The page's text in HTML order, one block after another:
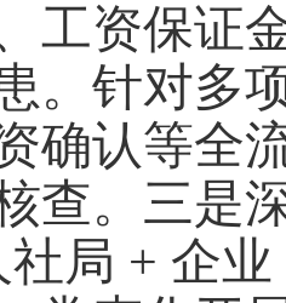
工资保证
。针对多
确认等全
查。三是
社局 + 企